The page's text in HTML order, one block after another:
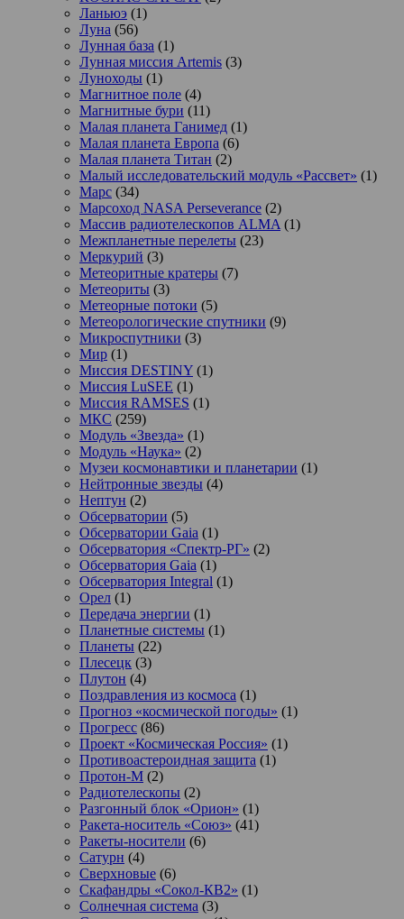
Ланьюэ (1)
Луна (56)
Лунная база (1)
Лунная миссия Artemis (3)
Луноходы (1)
Магнитное поле (4)
Магнитные бури (11)
Малая планета Ганимед (1)
Малая планета Европа (6)
Малая планета Титан (2)
Малый исследовательский модуль «Рассвет» (1)
Марс (34)
Марсоход NASA Perseverance (2)
Массив радиотелескопов ALMA (1)
Межпланетные перелеты (23)
Меркурий (3)
Метеоритные кратеры (7)
Метеориты (3)
Метеорные потоки (5)
Метеорологические спутники (9)
Микроспутники (3)
Мир (1)
Миссия DESTINY (1)
Миссия LuSEE (1)
Миссия RAMSES (1)
МКС (259)
Модуль «Звезда» (1)
Модуль «Наука» (2)
Музеи космонавтики и планетарии (1)
Нейтронные звезды (4)
Нептун (2)
Обсерватории (5)
Обсерватории Gaia (1)
Обсерватория «Спектр-РГ» (2)
Обсерватория Gaia (1)
Обсерватория Integral (1)
Орел (1)
Передача энергии (1)
Планетные системы (1)
Планеты (22)
Плесецк (3)
Плутон (4)
Поздравления из космоса (1)
Прогноз «космической погоды» (1)
Прогресс (86)
Проект «Космическая Россия» (1)
Противоастероидная защита (1)
Протон-М (2)
Радиотелескопы (2)
Разгонный блок «Орион» (1)
Ракета-носитель «Союз» (41)
Ракеты-носители (6)
Сатурн (4)
Сверхновые (6)
Скафандры «Сокол-КВ2» (1)
Солнечная система (3)